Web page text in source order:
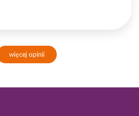
więcej opinii